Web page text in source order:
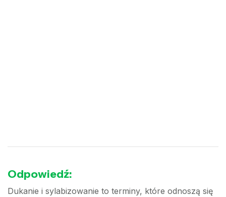
Odpowiedź:
Dukanie i sylabizowanie to terminy, które odnoszą się